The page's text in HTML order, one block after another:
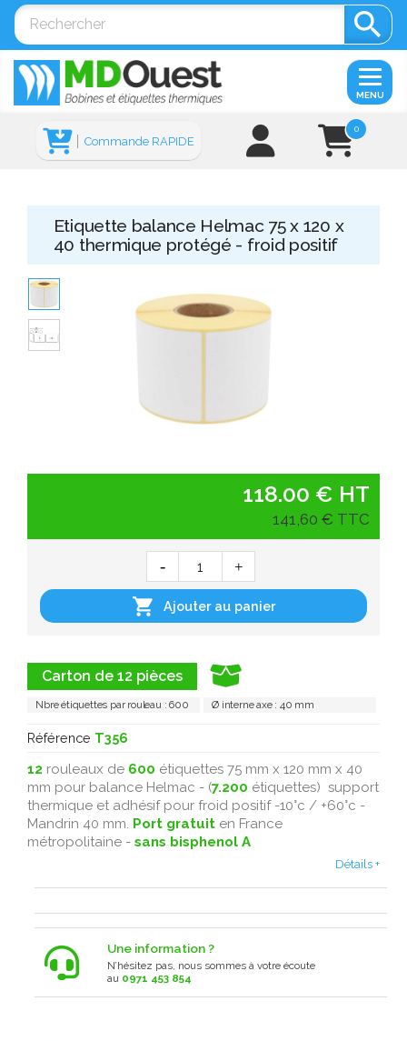

0
Commande RAPIDE
MENU
Etiquette balance Helmac 75 x 120 x
40 thermique protégé - froid positif
Carton de 12 pièces
Nbre étiquettes par rouleau : 600 Ø interne axe : 40 mm
Référence T356
12 rouleaux de 600 étiquettes 75 mm x 120 mm x 40
mm pour balance Helmac - (7.200 étiquettes) support
thermique et adhésif pour froid positif -10°c / +60°c -
Mandrin 40 mm. Port gratuit en France
métropolitaine - sans bisphenol A
Détails +
Une information ?
N’hésitez pas, nous sommes à votre écoute
au 0971 453 854
118.00 € HT
141,60 € TTC
 Ajouter au panier